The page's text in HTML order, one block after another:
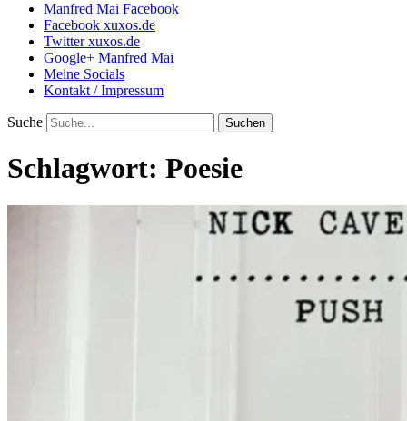
Manfred Mai Facebook
Facebook xuxos.de
Twitter xuxos.de
Google+ Manfred Mai
Meine Socials
Kontakt / Impressum
Suche
Schlagwort: Poesie